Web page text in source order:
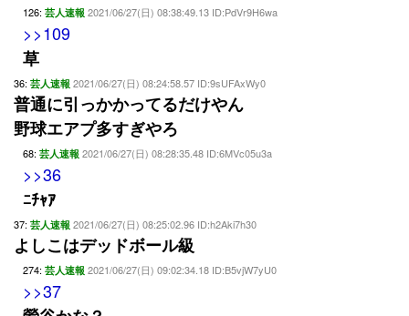
126: 芸人速報 2021/06/27(日) 08:38:49.13 ID:PdVr9H6wa
>>109
草
36: 芸人速報 2021/06/27(日) 08:24:58.57 ID:9sUFAxWy0
普通に引っかかってるだけやん
野球エアプ多すぎやろ
68: 芸人速報 2021/06/27(日) 08:28:35.48 ID:6MVc05u3a
>>36
ﾆﾁｬｱ
37: 芸人速報 2021/06/27(日) 08:25:02.96 ID:h2Aki7h30
よしこはデッドボール級
274: 芸人速報 2021/06/27(日) 09:02:34.18 ID:B5vjW7yU0
>>37